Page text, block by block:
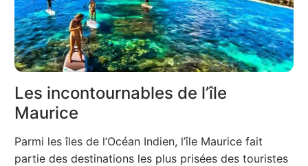
Les incontournables de l’île
Maurice
Parmi les îles de l’Océan Indien, l’île Maurice fait
partie des destinations les plus prisées des touristes